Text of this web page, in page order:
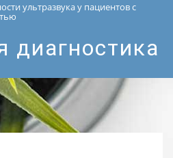
ультразвука у пациентов с
диагностика